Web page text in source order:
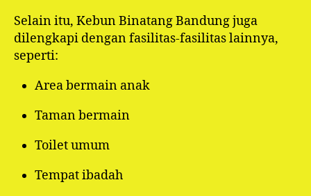
Selain itu, Kebun Binatang Bandung juga
dilengkapi dengan fasilitas-fasilitas lainnya,
seperti:
Area bermain anak
Taman bermain
Toilet umum
Tempat ibadah